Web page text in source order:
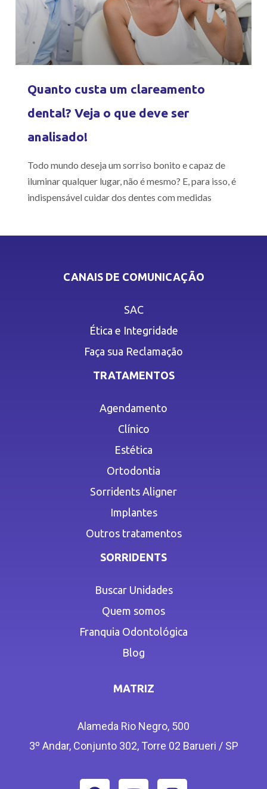
Quanto custa um clareamento
dental? Veja o que deve ser
analisado!
Todo mundo deseja um sorriso bonito e capaz de
iluminar qualquer lugar, não é mesmo? E, para isso, é
indispensável cuidar dos dentes com medidas
CANAIS DE COMUNICAÇÃO
SAC
Ética e Integridade
Faça sua Reclamação
TRATAMENTOS
Agendamento
Clínico
Estética
Ortodontia
Sorridents Aligner
Implantes
Outros tratamentos
SORRIDENTS
Buscar Unidades
Quem somos
Franquia Odontológica
Blog
MATRIZ
Alameda Rio Negro, 500
3º Andar, Conjunto 302, Torre 02 Barueri / SP